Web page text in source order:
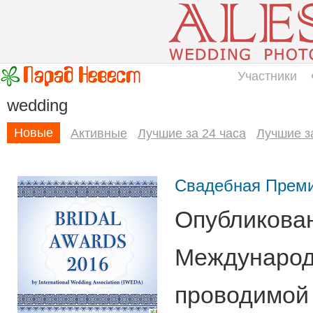
Участники
wedding
Новые Активные Лучшие за 24 часа Лучшие
Свадебная